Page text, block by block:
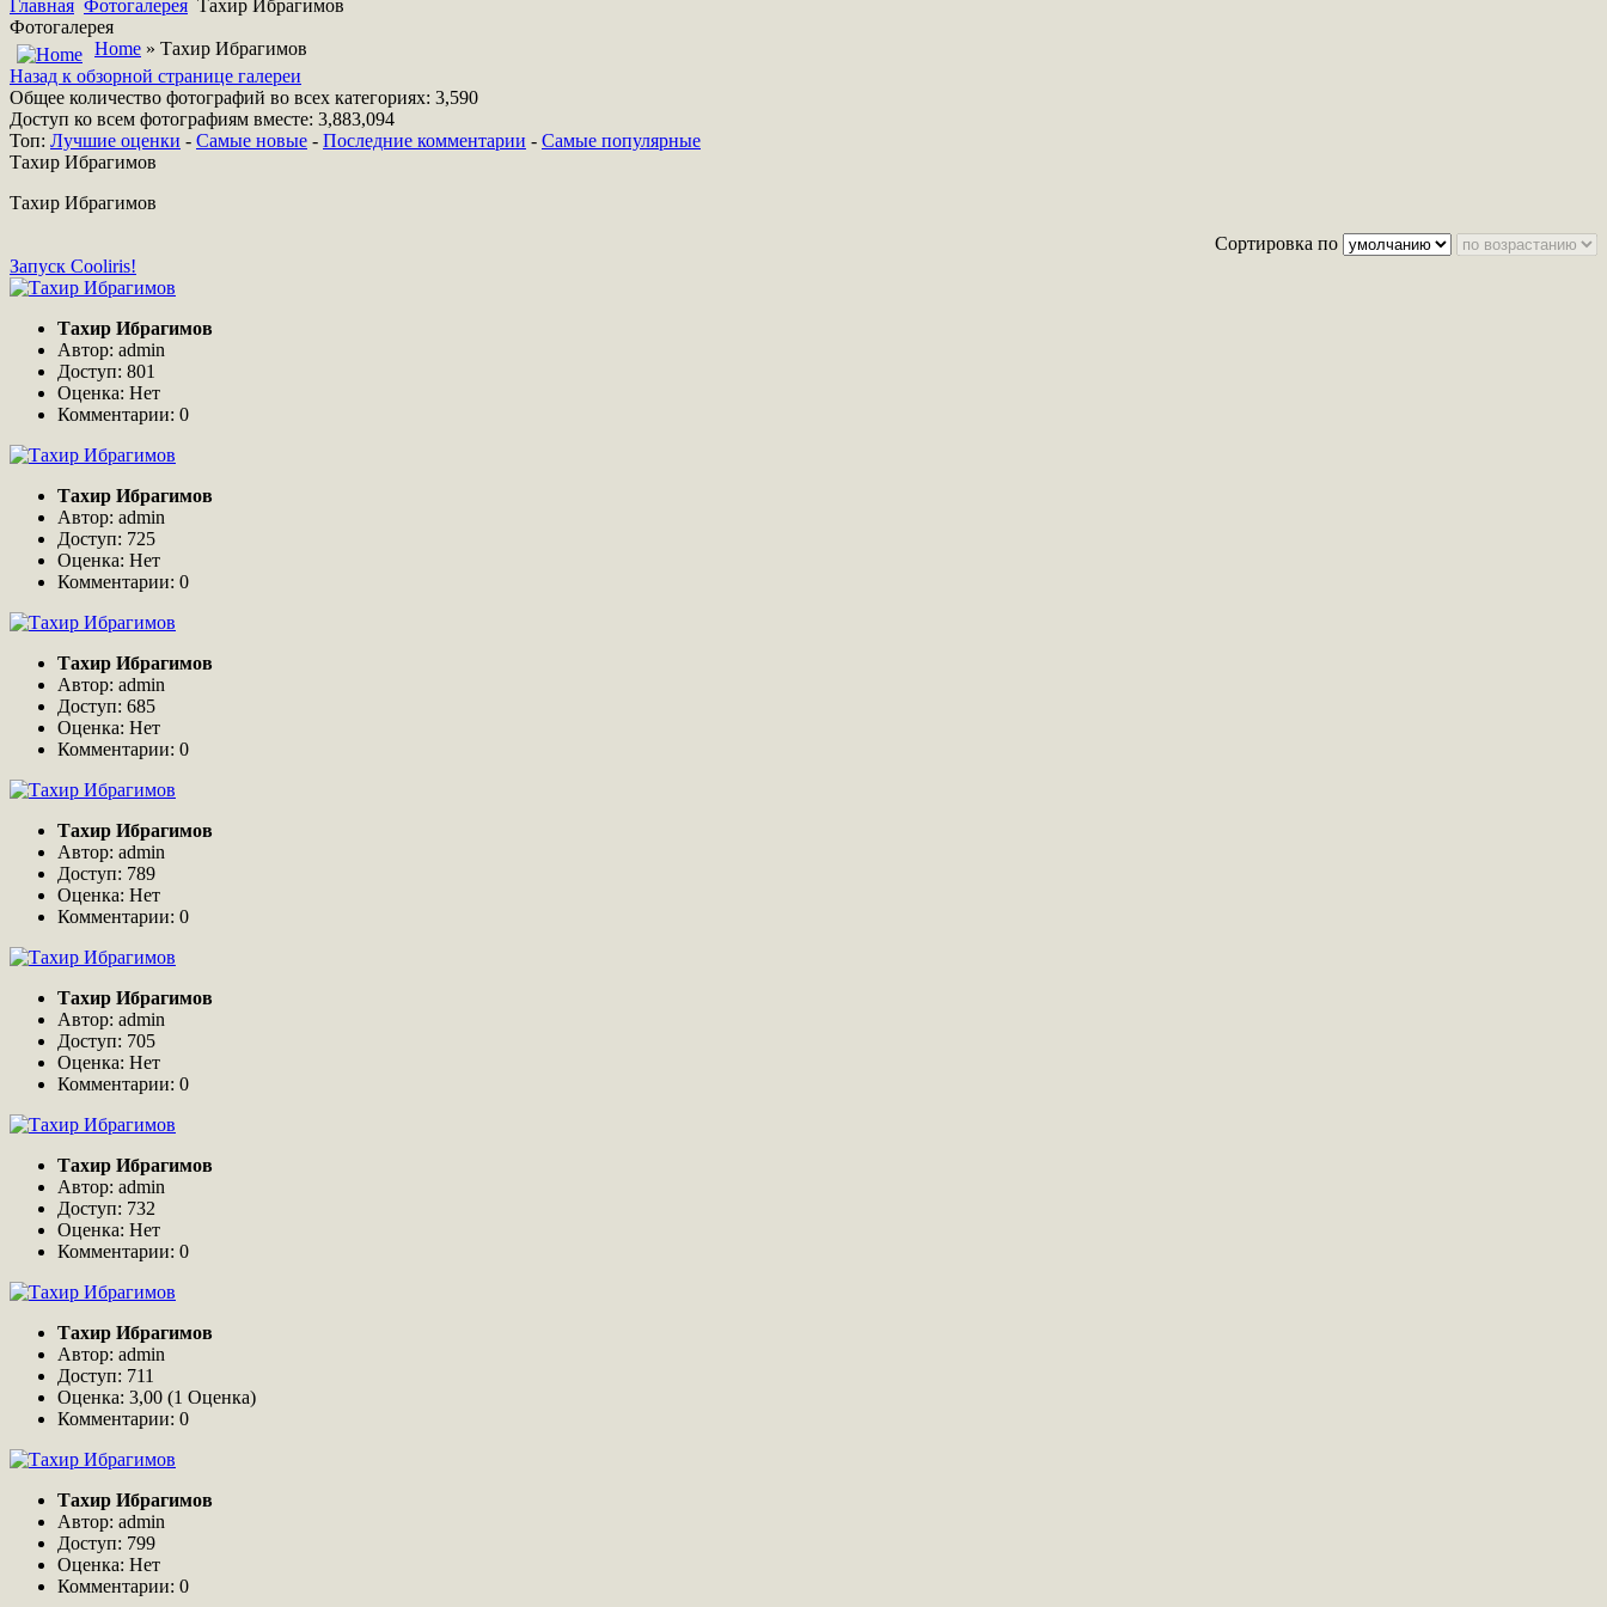
Главная Фотогалерея Тахир Ибрагимов
Фотогалерея
Home » Тахир Ибрагимов
Назад к обзорной странице галереи
Общее количество фотографий во всех категориях: 3,590
Доступ ко всем фотографиям вместе: 3,883,094
Топ: Лучшие оценки - Самые новые - Последние комментарии - Самые популярные
Тахир Ибрагимов
Тахир Ибрагимов
Сортировка по
Запуск Cooliris!
Тахир Ибрагимов
Автор: admin
Доступ: 801
Оценка: Нет
Комментарии: 0
Тахир Ибрагимов
Автор: admin
Доступ: 725
Оценка: Нет
Комментарии: 0
Тахир Ибрагимов
Автор: admin
Доступ: 685
Оценка: Нет
Комментарии: 0
Тахир Ибрагимов
Автор: admin
Доступ: 789
Оценка: Нет
Комментарии: 0
Тахир Ибрагимов
Автор: admin
Доступ: 705
Оценка: Нет
Комментарии: 0
Тахир Ибрагимов
Автор: admin
Доступ: 732
Оценка: Нет
Комментарии: 0
Тахир Ибрагимов
Автор: admin
Доступ: 711
Оценка: 3,00 (1 Оценка)
Комментарии: 0
Тахир Ибрагимов
Автор: admin
Доступ: 799
Оценка: Нет
Комментарии: 0